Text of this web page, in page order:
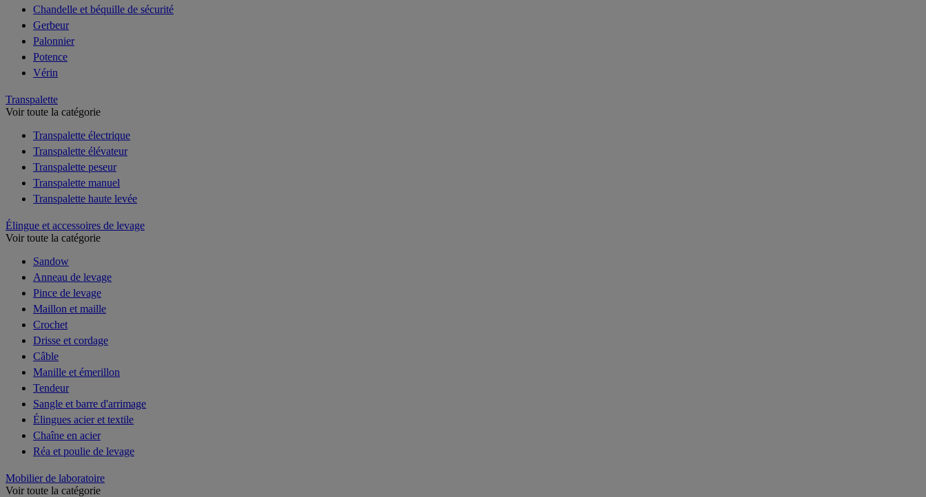
Chandelle et béquille de sécurité
Gerbeur
Palonnier
Potence
Vérin
Transpalette
Voir toute la catégorie
Transpalette électrique
Transpalette élévateur
Transpalette peseur
Transpalette manuel
Transpalette haute levée
Élingue et accessoires de levage
Voir toute la catégorie
Sandow
Anneau de levage
Pince de levage
Maillon et maille
Crochet
Drisse et cordage
Câble
Manille et émerillon
Tendeur
Sangle et barre d'arrimage
Élingues acier et textile
Chaîne en acier
Réa et poulie de levage
Mobilier de laboratoire
Voir toute la catégorie